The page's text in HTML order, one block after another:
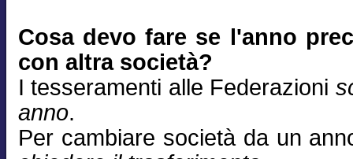
Cosa devo fare se l'anno
con altra società?
I tesseramenti alle Federazioni
anno.
Per cambiare società da un